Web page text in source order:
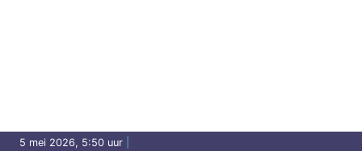
5 mei 2026, 5:50 uur